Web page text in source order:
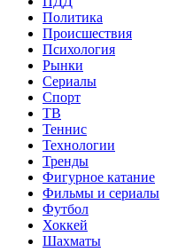
Политика
Происшествия
Психология
Рынки
Сериалы
Спорт
ТВ
Теннис
Технологии
Тренды
Фигурное катание
Фильмы и сериалы
Футбол
Хоккей
Шахматы